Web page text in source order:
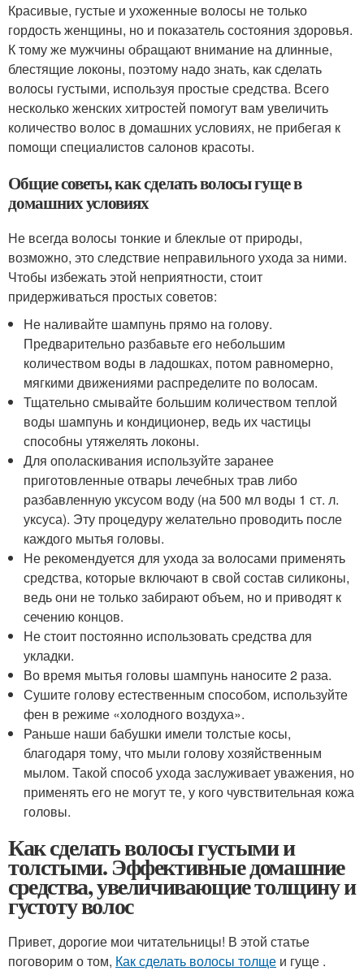
Красивые, густые и ухоженные волосы не только
гордость женщины, но и показатель состояния здоровья.
К тому же мужчины обращают внимание на длинные,
блестящие локоны, поэтому надо знать, как сделать
волосы густыми, используя простые средства. Всего
несколько женских хитростей помогут вам увеличить
количество волос в домашних условиях, не прибегая к
помощи специалистов салонов красоты.
Общие советы, как сделать волосы гуще в
домашних условиях
Не всегда волосы тонкие и блеклые от природы,
возможно, это следствие неправильного ухода за ними.
Чтобы избежать этой неприятности, стоит
придерживаться простых советов:
Не наливайте шампунь прямо на голову.
Предварительно разбавьте его небольшим
количеством воды в ладошках, потом равномерно,
мягкими движениями распределите по волосам.
Тщательно смывайте большим количеством теплой
воды шампунь и кондиционер, ведь их частицы
способны утяжелять локоны.
Для ополаскивания используйте заранее
приготовленные отвары лечебных трав либо
разбавленную уксусом воду (на 500 мл воды 1 ст. л.
уксуса). Эту процедуру желательно проводить после
каждого мытья головы.
Не рекомендуется для ухода за волосами применять
средства, которые включают в свой состав силиконы,
ведь они не только забирают объем, но и приводят к
сечению концов.
Не стоит постоянно использовать средства для
укладки.
Во время мытья головы шампунь наносите 2 раза.
Сушите голову естественным способом, используйте
фен в режиме «холодного воздуха».
Раньше наши бабушки имели толстые косы,
благодаря тому, что мыли голову хозяйственным
мылом. Такой способ ухода заслуживает уважения, но
применять его не могут те, у кого чувствительная кожа
головы.
Как сделать волосы густыми и
толстыми. Эффективные домашние
средства, увеличивающие толщину и
густоту волос
Привет, дорогие мои читательницы! В этой статье
поговорим о том, Как сделать волосы толще и гуще .